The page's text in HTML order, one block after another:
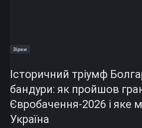
Зірки
Історичний тріумф
бандури: як пройшов
Євробачення-2026 і яке
Україна